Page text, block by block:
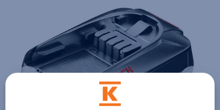
Edellinen